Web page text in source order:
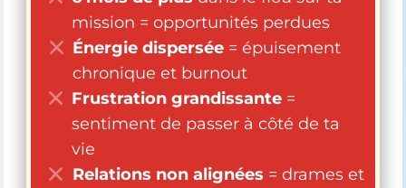
mission = opportunités perdues
Énergie dispersée = épuisement
chronique et burnout
Frustration grandissante =
sentiment de passer à côté de ta
vie
Relations non alignées = drames et